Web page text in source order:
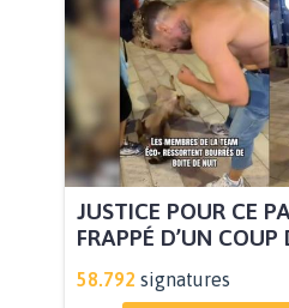
JUSTICE POUR CE
FRAPPÉ D’UN COUP
58.792 signatures